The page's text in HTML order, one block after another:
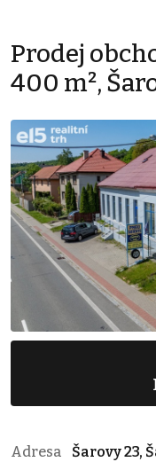
Prodej
400 m²,
Adresa
Šarovy 23,